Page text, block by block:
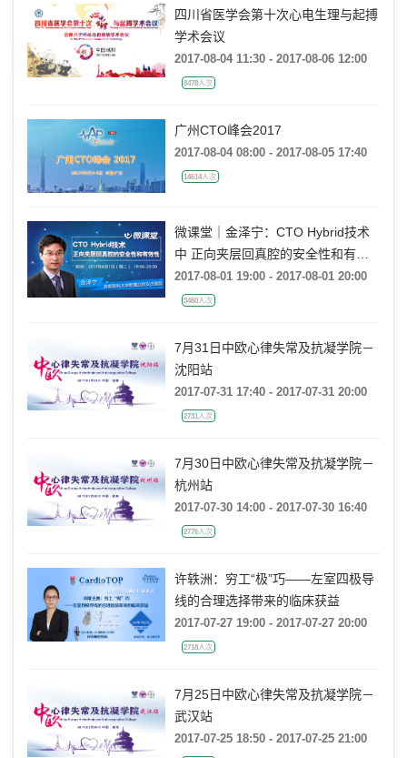
四川省医学会第十次心电生理与起搏
学术会议
2017-08-04 11:30 - 2017-08-06 12:00
8478人次
广州CTO峰会2017
2017-08-04 08:00 - 2017-08-05 17:40
14614人次
微课堂｜金泽宁：CTO Hybrid技术
中 正向夹层回真腔的安全性和有效
性
2017-08-01 19:00 - 2017-08-01 20:00
3460人次
7月31日中欧心律失常及抗凝学院－
沈阳站
2017-07-31 17:40 - 2017-07-31 20:00
2731人次
7月30日中欧心律失常及抗凝学院－
杭州站
2017-07-30 14:00 - 2017-07-30 16:40
2776人次
许轶洲：穷工“极”巧——左室四极导
线的合理选择带来的临床获益
2017-07-27 19:00 - 2017-07-27 20:00
2718人次
7月25日中欧心律失常及抗凝学院－
武汉站
2017-07-25 18:50 - 2017-07-25 21:00